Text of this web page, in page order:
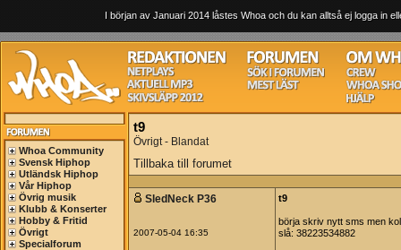
I början av Januari 2014 låstes Whoa och du kan alltså ej logga in
Whoa Community
Svensk Hiphop
Utländsk Hiphop
Vår Hiphop
Övrig musik
Klubb & Konserter
Hobby & Fritid
Övrigt
Specialforum
t9
Övrigt - Blandat
Tillbaka till forumet
SledNeck P36
2007-05-04 16:35
t9
börja skriv nytt sms men
slå: 38223534882